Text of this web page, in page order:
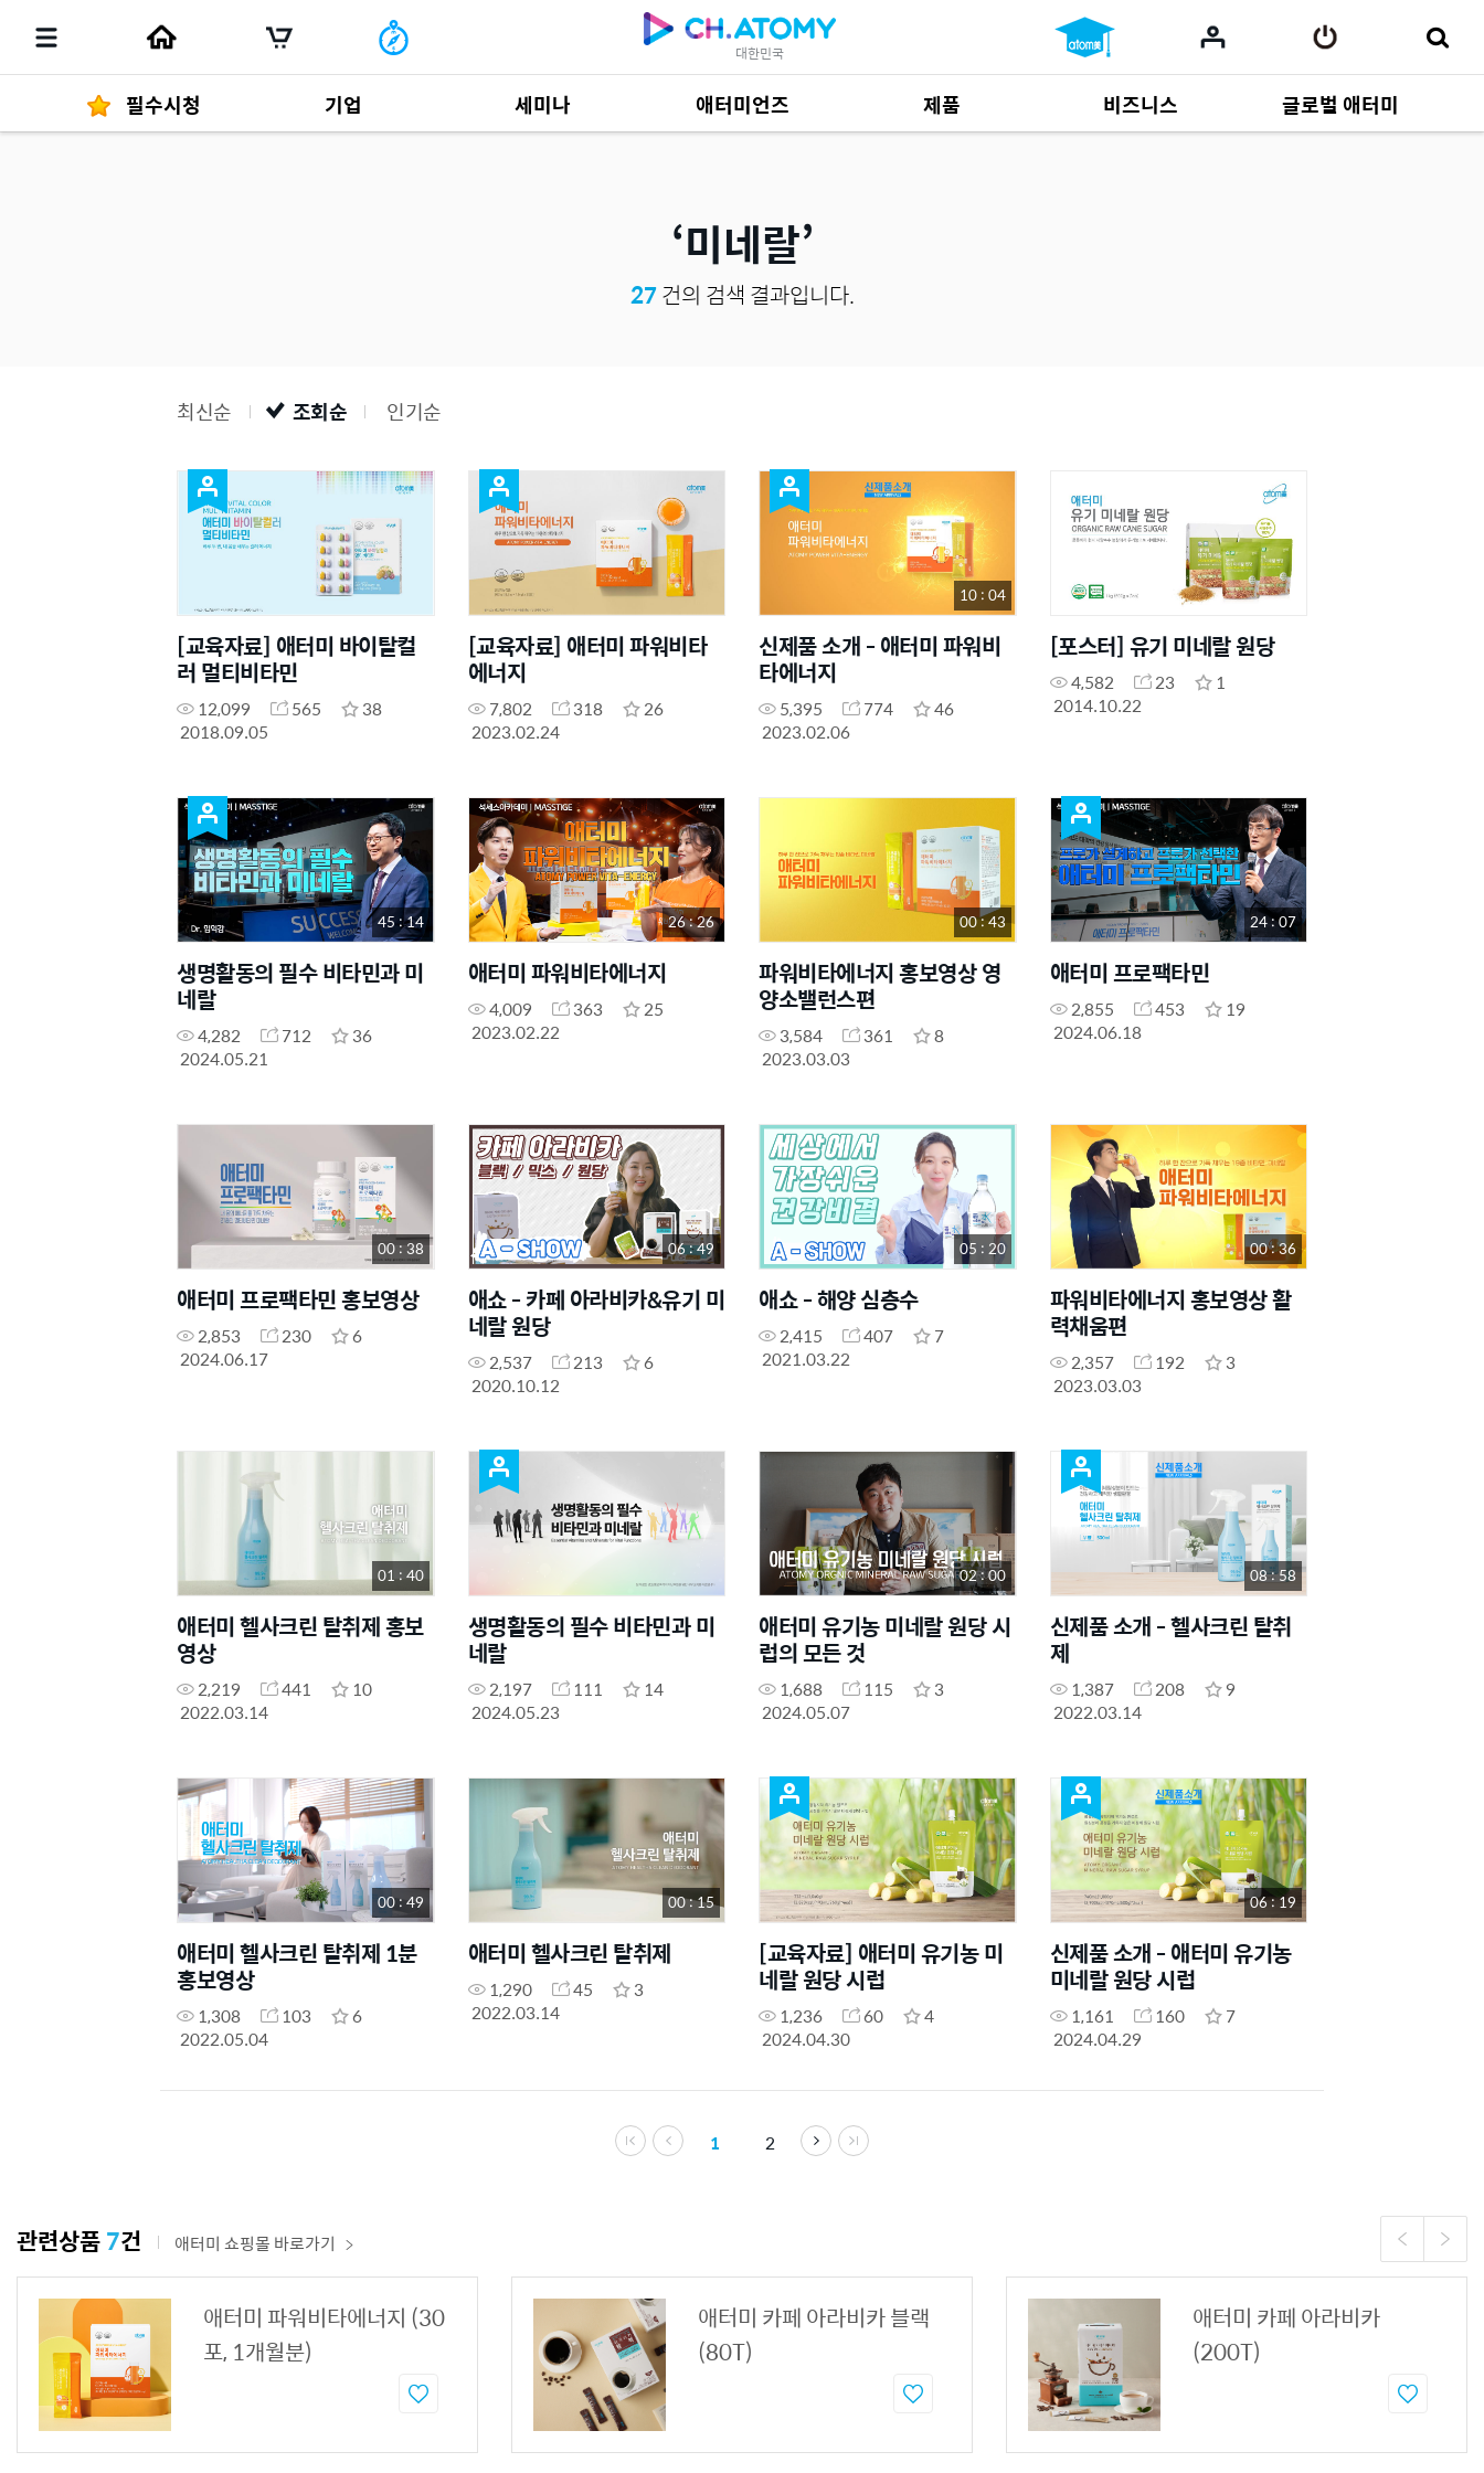
대한민국
필수시청 기업 세미나 애터미언즈 제품
제품 자료685
비즈니스
사업 자료165
글로벌 애터미
미네랄
27건의 검색 결과입니다.
최신순 조회순 인기순
[교육자료] 애터미 바이탈컬
러 멀티비타민
12,099 565
38
2018.09.05
[교육자료] 애터미 파워비타
에너지
7,802 318
26
2023.02.24
10 : 04
신제품 소개 - 애터미 파워비
타에너지
5,395 774
46
2023.02.06
[포스터] 유기 미네랄 원당
4,582 23
1
2014.10.22
45 : 14
생명활동의 필수 비타민과 미
네랄
4,282 712
36
2024.05.21
26 : 26
애터미 파워비타에너지
4,009 363
25
2023.02.22
00 : 43
파워비타에너지 홍보영상 영
양소밸런스편
3,584 361
8
2023.03.03
24 : 07
애터미 프로팩타민
2,855 453
19
2024.06.18
00 : 38
애터미 프로팩타민 홍보영상
2,853 230
6
2024.06.17
06 : 49
애쇼 - 카페 아라비카&유기 미
네랄 원당
2,537 213
6
2020.10.12
05 : 20
애쇼 - 해양 심층수
2,415 407
7
2021.03.22
00 : 36
파워비타에너지 홍보영상 활
력채움편
2,357 192
3
2023.03.03
01 : 40
애터미 헬사크린 탈취제 홍보
영상
2,219 441
10
2022.03.14
생명활동의 필수 비타민과 미
네랄
2,197 111
14
2024.05.23
02 : 00
애터미 유기농 미네랄 원당 시
럽의 모든 것
1,688 115
3
2024.05.07
08 : 58
신제품 소개 - 헬사크린 탈취
제
1,387 208
9
2022.03.14
00 : 49
애터미 헬사크린 탈취제 1분
홍보영상
1,308 103
6
2022.05.04
00 : 15
애터미 헬사크린 탈취제
1,290 45
3
2022.03.14
[교육자료] 애터미 유기농 미
네랄 원당 시럽
1,236 60
4
2024.04.30
06 : 19
신제품 소개 - 애터미 유기농
미네랄 원당 시럽
1,161 160
7
2024.04.29
1 2
관련상품7건 애터미 쇼핑몰 바로가기
애터미 파워비타에너지 (30
포, 1개월분)
애터미 카페 아라비카 블랙
(80T)
애터미 카페 아라비카
(200T)